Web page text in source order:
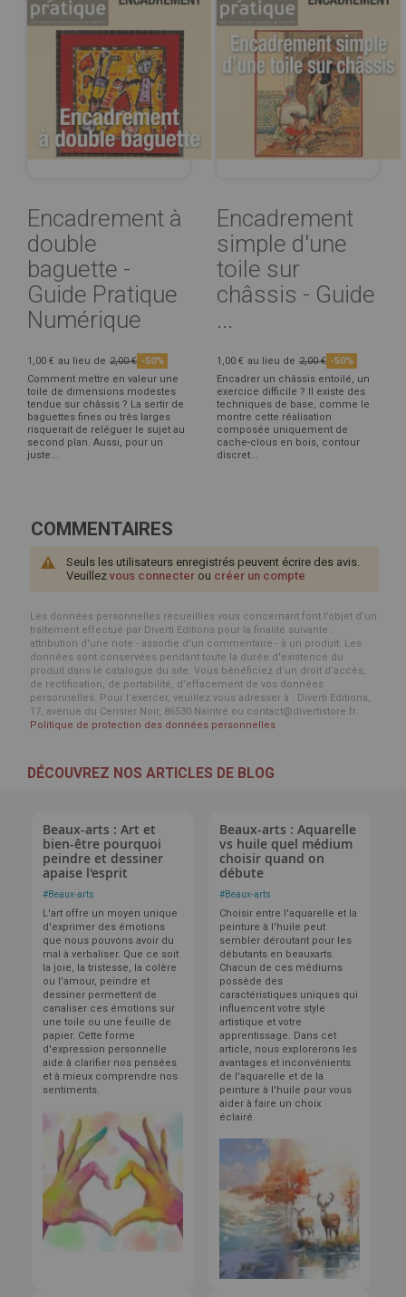
Encadrement à
double
baguette -
Guide Pratique
Numérique
1,00 € au lieu de 2,00 € -50%
Comment mettre en valeur une
toile de dimensions modestes
tendue sur châssis ? La sertir de
baguettes fines ou très larges
risquerait de reléguer le sujet au
second plan. Aussi, pour un
juste...
Encadrement
simple d'une
toile sur
châssis - Guide
...
1,00 € au lieu de 2,00 € -50%
Encadrer un châssis entoilé, un
exercice difficile ? Il existe des
techniques de base, comme le
montre cette réalisation
composée uniquement de
cache-clous en bois, contour
discret...
COMMENTAIRES
Seuls les utilisateurs enregistrés peuvent écrire des avis.
Veuillez vous connecter ou créer un compte
Les données personnelles recueillies vous concernant font l’objet d’un
traitement effectué par Diverti Editions pour la finalité suivante :
attribution d'une note - assortie d'un commentaire - à un produit. Les
données sont conservées pendant toute la durée d'existence du
produit dans le catalogue du site. Vous bénéficiez d’un droit d’accès,
de rectification, de portabilité, d’effacement de vos données
personnelles. Pour l’exercer, veuillez vous adresser à : Diverti Editions,
17, avenue du Cerisier Noir, 86530 Naintré ou contact@divertistore.fr.
Politique de protection des données personnelles
DÉCOUVREZ NOS ARTICLES DE BLOG
Beaux-arts : Art et
bien-être pourquoi
peindre et dessiner
apaise l'esprit
#Beaux-arts
L'art offre un moyen unique
d'exprimer des émotions
que nous pouvons avoir du
mal à verbaliser. Que ce soit
la joie, la tristesse, la colère
ou l'amour, peindre et
dessiner permettent de
canaliser ces émotions sur
une toile ou une feuille de
papier. Cette forme
d'expression personnelle
aide à clarifier nos pensées
et à mieux comprendre nos
sentiments.
Beaux-arts : Aquarelle
vs huile quel médium
choisir quand on
débute
#Beaux-arts
Choisir entre l'aquarelle et la
peinture à l'huile peut
sembler déroutant pour les
débutants en beauxarts.
Chacun de ces médiums
possède des
caractéristiques uniques qui
influencent votre style
artistique et votre
apprentissage. Dans cet
article, nous explorerons les
avantages et inconvénients
de l'aquarelle et de la
peinture à l'huile pour vous
aider à faire un choix
éclairé.